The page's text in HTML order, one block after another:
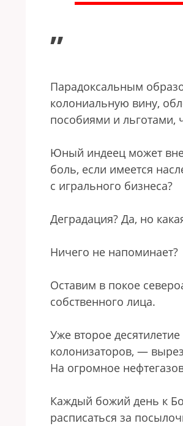
”
Парадоксальным
колониальную вину,
пособиями и льготами,
Юный индеец может вне
боль, если имеется
с игрального бизнеса?
Деградация? Да, но
Ничего не напоминает?
Оставим в покое
собственного лица.
Уже второе
колонизаторов, —
На огромное
Каждый божий день к
расписаться за